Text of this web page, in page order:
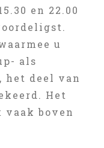
en 22.00
u
als
het deel van
Het
boven